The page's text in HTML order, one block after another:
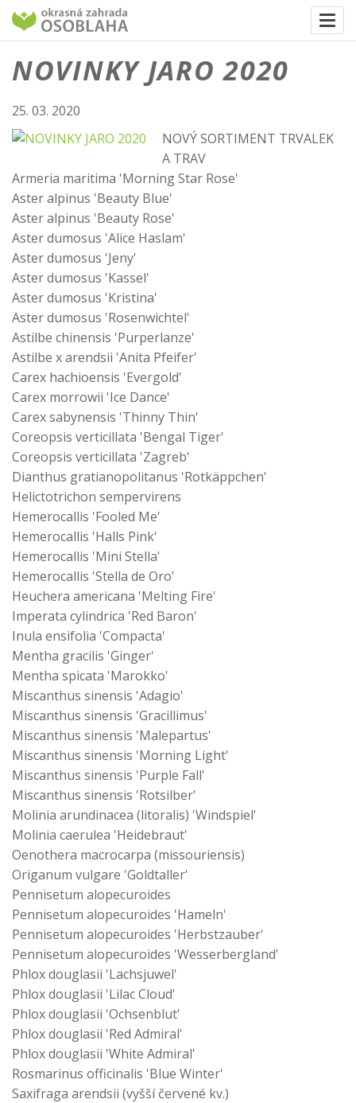
NOVINKY JARO 2020
25. 03. 2020
NOVÝ SORTIMENT TRVALEK
A TRAV
Armeria maritima 'Morning Star Rose'
Aster alpinus 'Beauty Blue'
Aster alpinus 'Beauty Rose'
Aster dumosus 'Alice Haslam'
Aster dumosus 'Jeny'
Aster dumosus 'Kassel'
Aster dumosus 'Kristina'
Aster dumosus 'Rosenwichtel'
Astilbe chinensis 'Purperlanze'
Astilbe x arendsii 'Anita Pfeifer'
Carex hachioensis 'Evergold'
Carex morrowii 'Ice Dance'
Carex sabynensis 'Thinny Thin'
Coreopsis verticillata 'Bengal Tiger'
Coreopsis verticillata 'Zagreb'
Dianthus gratianopolitanus 'Rotkäppchen'
Helictotrichon sempervirens
Hemerocallis 'Fooled Me'
Hemerocallis 'Halls Pink'
Hemerocallis 'Mini Stella'
Hemerocallis 'Stella de Oro'
Heuchera americana 'Melting Fire'
Imperata cylindrica 'Red Baron'
Inula ensifolia 'Compacta'
Mentha gracilis 'Ginger'
Mentha spicata 'Marokko'
Miscanthus sinensis 'Adagio'
Miscanthus sinensis 'Gracillimus'
Miscanthus sinensis 'Malepartus'
Miscanthus sinensis 'Morning Light'
Miscanthus sinensis 'Purple Fall'
Miscanthus sinensis 'Rotsilber'
Molinia arundinacea (litoralis) 'Windspiel'
Molinia caerulea 'Heidebraut'
Oenothera macrocarpa (missouriensis)
Origanum vulgare 'Goldtaller'
Pennisetum alopecuroides
Pennisetum alopecuroides 'Hameln'
Pennisetum alopecuroides 'Herbstzauber'
Pennisetum alopecuroides 'Wesserbergland'
Phlox douglasii 'Lachsjuwel'
Phlox douglasii 'Lilac Cloud'
Phlox douglasii 'Ochsenblut'
Phlox douglasii 'Red Admiral'
Phlox douglasii 'White Admiral'
Rosmarinus officinalis 'Blue Winter'
Saxifraga arendsii (vyšší červené kv.)